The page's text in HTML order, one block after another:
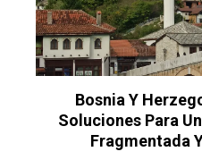
Bosnia Y
Soluciones Para
Fragmentada